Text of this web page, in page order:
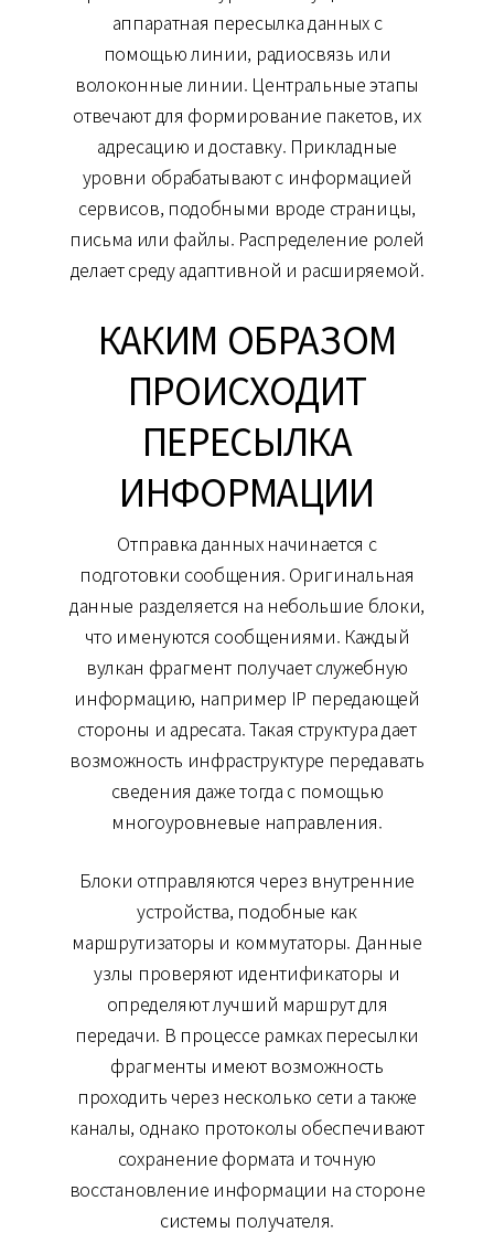
аппаратная пересылка данных с
помощью линии, радиосвязь или
волоконные линии. Центральные этапы
отвечают для формирование пакетов, их
адресацию и доставку. Прикладные
уровни обрабатывают с информацией
сервисов, подобными вроде страницы,
письма или файлы. Распределение ролей
делает среду адаптивной и расширяемой.
КАКИМ ОБРАЗОМ
ПРОИСХОДИТ
ПЕРЕСЫЛКА
ИНФОРМАЦИИ
Отправка данных начинается с
подготовки сообщения. Оригинальная
данные разделяется на небольшие блоки,
что именуются сообщениями. Каждый
вулкан фрагмент получает служебную
информацию, например IP передающей
стороны и адресата. Такая структура дает
возможность инфраструктуре передавать
сведения даже тогда с помощью
многоуровневые направления.
Блоки отправляются через внутренние
устройства, подобные как
маршрутизаторы и коммутаторы. Данные
узлы проверяют идентификаторы и
определяют лучший маршрут для
передачи. В процессе рамках пересылки
фрагменты имеют возможность
проходить через несколько сети а также
каналы, однако протоколы обеспечивают
сохранение формата и точную
восстановление информации на стороне
системы получателя.